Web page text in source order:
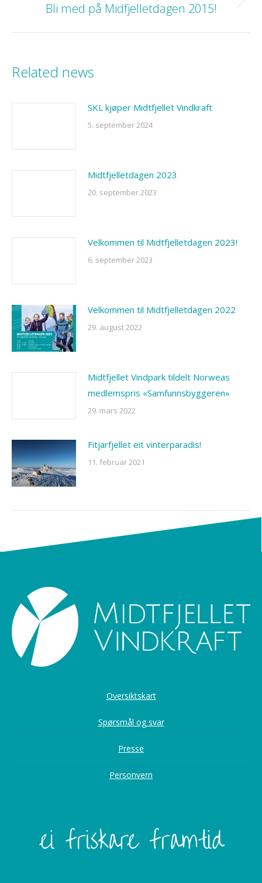
Next
Bli med på Midfjelletdagen 2015!
Related news
SKL kjøper Midtfjellet Vindkraft
5. september 2024
Midtfjelletdagen 2023
20. september 2023
Velkommen til Midtfjelletdagen 2023!
6. september 2023
Velkommen til Midtfjelletdagen 2022
29. august 2022
Midtfjellet Vindpark tildelt Norweas
medlemspris «Samfunnsbyggeren»
29. mars 2022
Fitjarfjellet eit vinterparadis!
11. februar 2021
Oversiktskart
Spørsmål og svar
Presse
Personvern